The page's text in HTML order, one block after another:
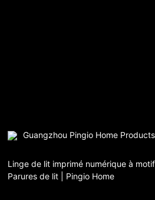
Guangzhou Pingio Home
Linge de lit imprimé numérique à
Parures de lit | Pingio Home